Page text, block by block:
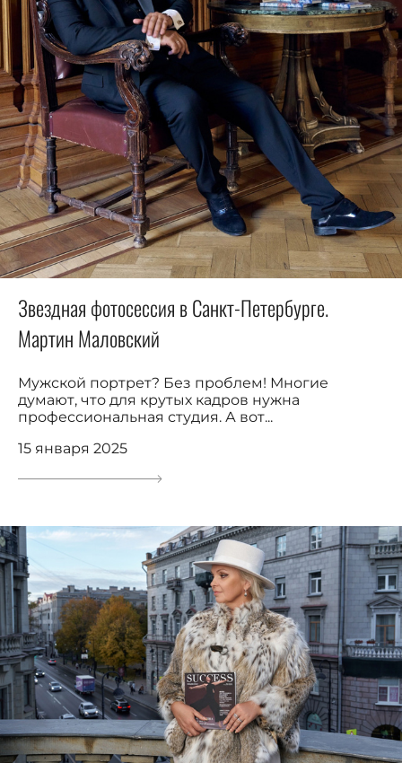
Звездная фотосессия в Санкт-Петербурге.
Мартин Маловский
Мужской портрет? Без проблем! Многие
думают, что для крутых кадров нужна
профессиональная студия. А вот...
15 января 2025